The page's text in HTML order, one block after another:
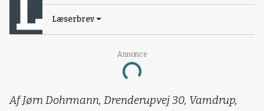
Annonce
Loading...
Læserbrev
Af Jørn Dohrmann, Drenderupvej 30, Vamdrup,